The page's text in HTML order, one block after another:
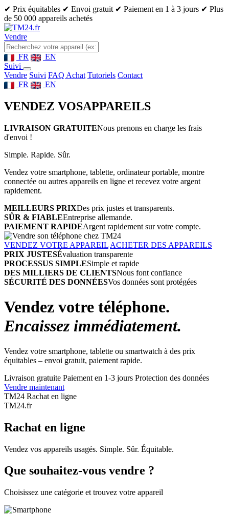
✔ Prix équitables ✔ Envoi gratuit ✔ Paiement en 1 à 3 jours ✔ Plus
de 50 000 appareils achetés
Vendre
FR
EN
Suivi
Vendre Suivi FAQ Achat Tutoriels Contact
FR
EN
VENDEZ VOSAPPAREILS
LIVRAISON GRATUITENous prenons en charge les frais
d'envoi !
Simple. Rapide. Sûr.
Vendez votre smartphone, tablette, ordinateur portable, montre
connectée ou autres appareils en ligne et recevez votre argent
rapidement.
MEILLEURS PRIXDes prix justes et transparents.
SÛR & FIABLEEntreprise allemande.
PAIEMENT RAPIDEArgent rapidement sur votre compte.
VENDEZ VOTRE APPAREIL ACHETER DES APPAREILS
PRIX JUSTESÉvaluation transparente
PROCESSUS SIMPLESimple et rapide
DES MILLIERS DE CLIENTSNous font confiance
SÉCURITÉ DES DONNÉESVos données sont protégées
Vendez votre téléphone.
Encaissez immédiatement.
Vendez votre smartphone, tablette ou smartwatch à des prix
équitables – envoi gratuit, paiement rapide.
Livraison gratuite Paiement en 1-3 jours Protection des données
Vendre maintenant
TM24 Rachat en ligne
TM24.fr
Rachat en ligne
Vendez vos appareils usagés. Simple. Sûr. Équitable.
Que souhaitez-vous vendre ?
Choisissez une catégorie et trouvez votre appareil